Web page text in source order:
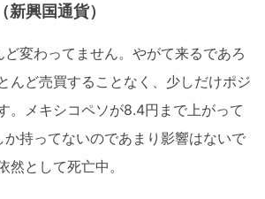
興国通貨）
変わってません。やがて来るであろ
んど売買することなく、少しだけポジ
。メキシコペソが8.4円まで上がって
持ってないのであまり影響はないで
然として死亡中。